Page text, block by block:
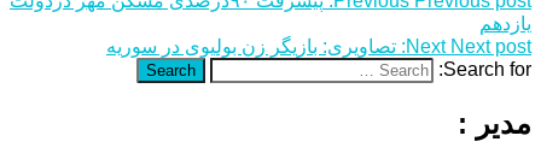
یازدهم
Next Next post:
تصاویری: بازیگر زن بولیوی در سوریه
Search for:
Search
مدیر :